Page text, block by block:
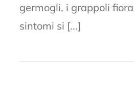
germogli, i grappoli
sintomi si [...]